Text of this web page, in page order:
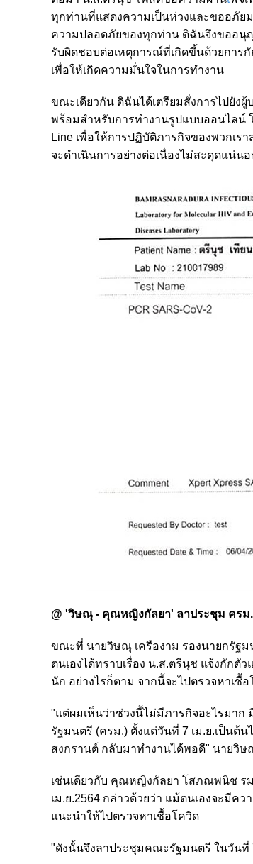
ทุกท่านที่แสดงความเป็นห่วงและขออภัย
ความปลอดภัยของทุกท่าน ดิฉันจึงขออนุ
รับผิดชอบต่อเหตุการณ์ที่เกิดขึ้นด้วยการกั
เพื่อให้เกิดความมั่นใจในการทำงาน
ขณะเดียวกัน ดิฉันได้เตรียมสั่งการไปยัง
พร้อมสำหรับการทำงานรูปแบบออนไลน์
Line เพื่อให้การปฏิบัติภารกิจของพวกเ
จะดำเนินการอย่างต่อเนื่องไม่สะดุดแน่น
@ 'วิษณุ - คุณหญิงกัลยา' ลาประชุม ครม.
ขณะที่ นายวิษณุ เครืองาม รองนายกรัฐม
ตนเองได้ทราบเรื่อง น.ส.ตรีนุช แจ้งกักตั
นัก อย่างไรก็ตาม จากนี้จะไปตรวจหาเชื้
"แต่ผมเห็นว่าช่วงนี้ไม่มีภารกิจอะไรมาก
รัฐมนตรี (ครม.) ตั้งแต่วันที่ 7 เม.ย.เป็นต้น
สงกรานต์ กลับมาทำงานได้พอดี" นายวิษ
เช่นเดียวกับ คุณหญิงกัลยา โสภณพนิช รม
เม.ย.2564 กล่าวด้วยว่า แม้ตนเองจะมีค
แนะนำให้ไปตรวจหาเชื้อโควิด
"ดังนั้นจึงลาประชุมคณะรัฐมนตรี ในวันที่